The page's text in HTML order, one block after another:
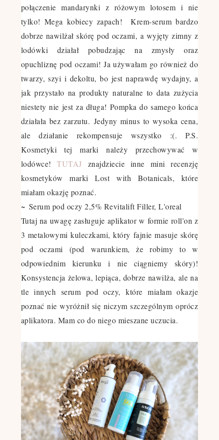
połączenie mandarynki z różowym lotosem i nie
tylko! Mega kobiecy zapach! Krem-serum bardzo
dobrze nawilżał skórę pod oczami, a wyjęty zimny z
lodówki działał pobudzając na zmysły oraz
opuchliznę pod oczami! Ja używałam go również do
twarzy, szyi i dekoltu, bo jest naprawdę wydajny, a
jak przystało na produkty naturalne to data zużycia
niestety nie jest za długa! Pompka do samego końca
działała bez zarzutu. Jedyny minus to wysoka cena,
ale działanie rekompensuje wszystko :(. P.S.
Kosmetyki tej marki należy przechowywać w
lodówce!TUTAJ znajdziecie inne mini recenzję
kosmetyków marki Lost with Botanicals, które
miałam okazję poznać.
~ Serum pod oczy 2,5% Revitalift Filler, L'oreal
Tutaj na uwagę zasługuje aplikator w formie roll'on z
3 metalowymi kuleczkami, który fajnie masuje skórę
pod oczami (pod warunkiem, że robimy to w
odpowiednim kierunku i nie ciągniemy skóry)!
Konsystencja żelowa, lepiąca, dobrze nawilża, ale na
tle innych serum pod oczy, które miałam okazje
poznać nie wyróżnił się niczym szczególnym oprócz
aplikatora. Mam co do niego mieszane uczucia.